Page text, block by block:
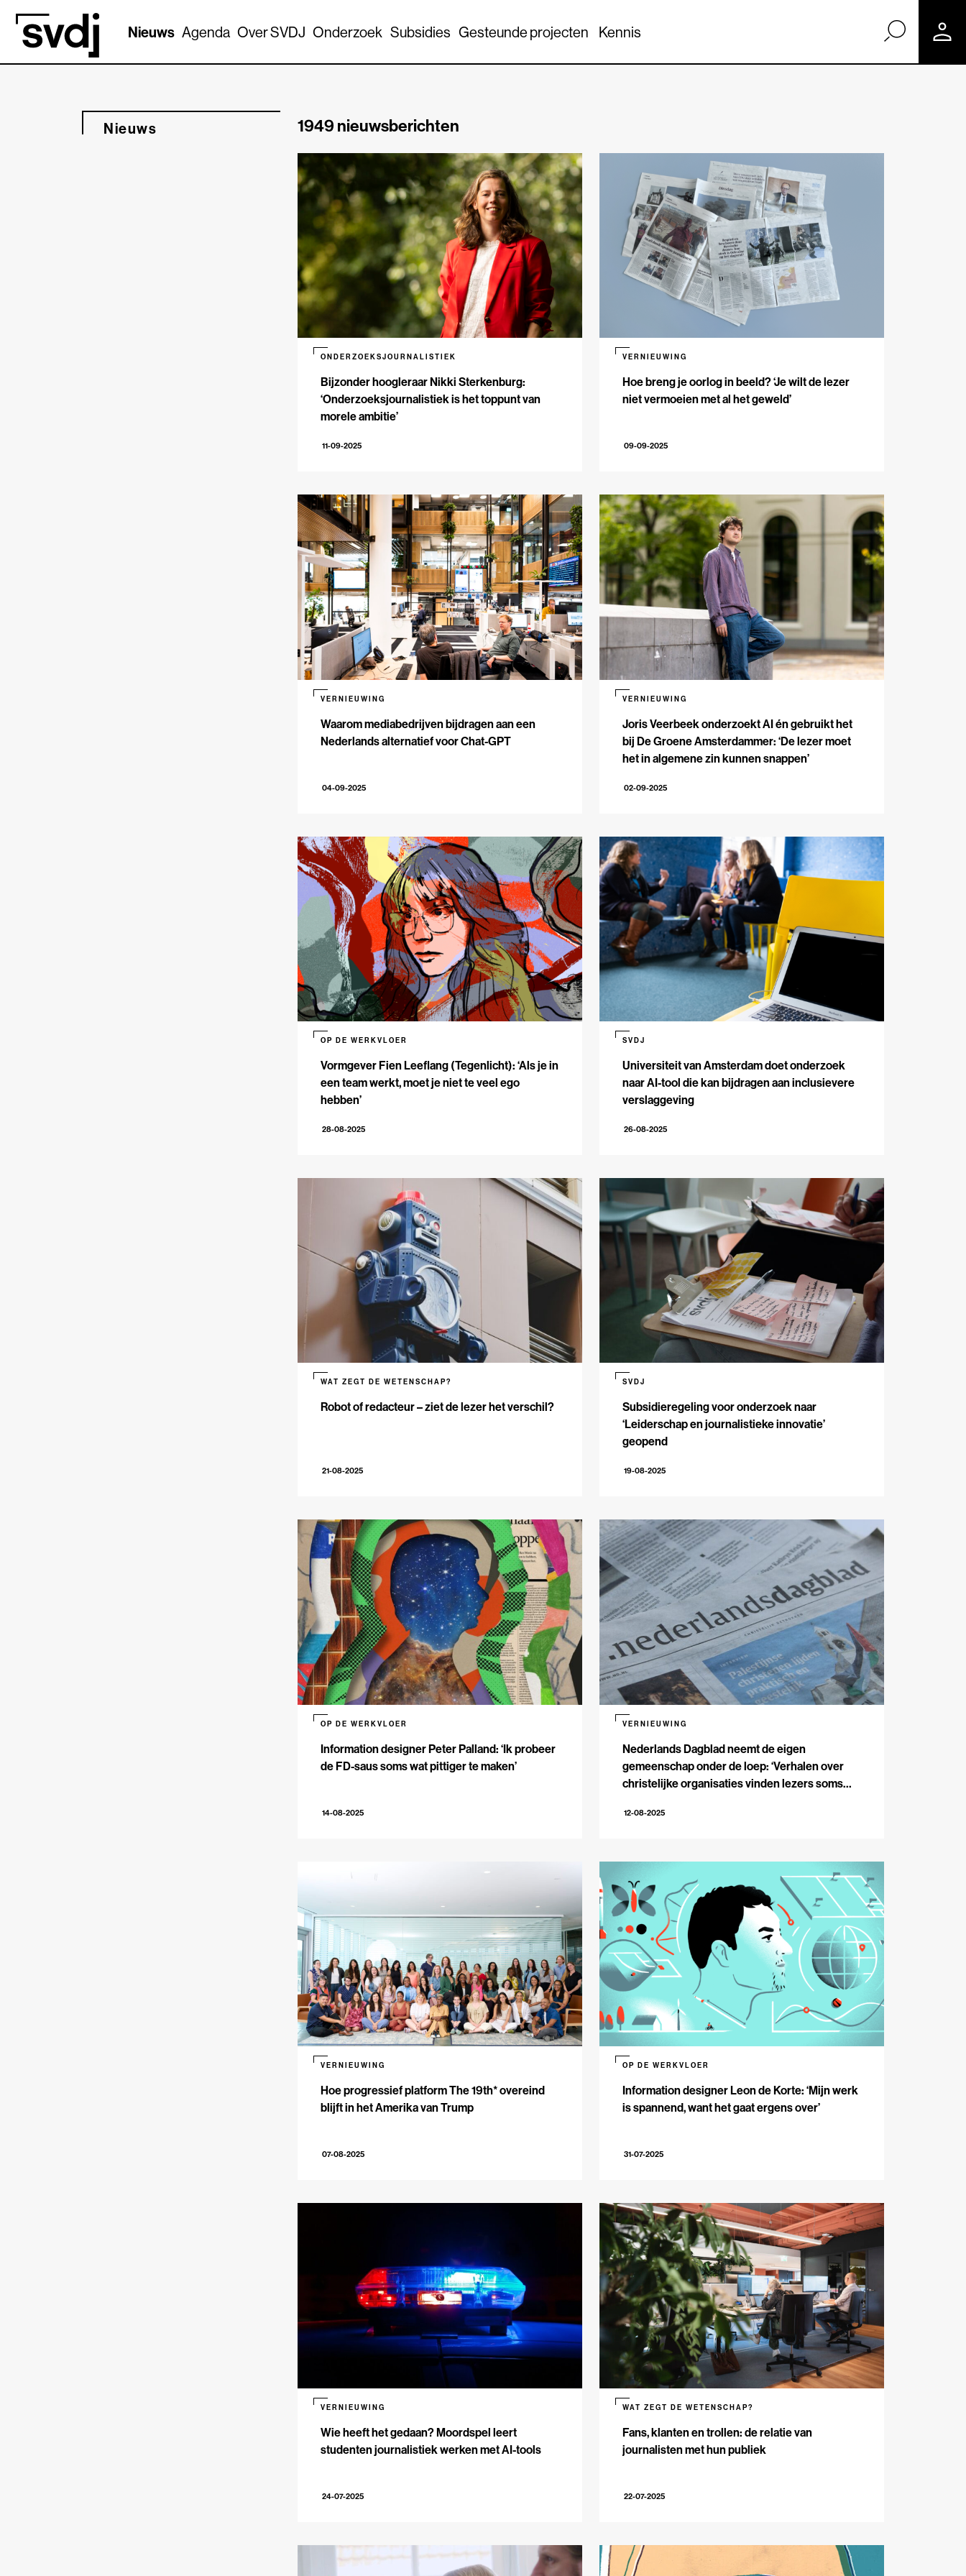
Naar hoofdinhoud
Nieuws Agenda Over SVDJ Onderzoek Subsidies Gesteunde projecten Kennis
Nieuws 1949 nieuwsberichten
Bijzonder hoogleraar Nikki Sterkenburg:
‘Onderzoeksjournalistiek is het toppunt van
morele ambitie’
ONDERZOEKSJOURNALISTIEK
11-09-2025
Hoe breng je oorlog in beeld? ‘Je wilt de lezer
niet vermoeien met al het geweld’
VERNIEUWING
09-09-2025
Waarom mediabedrijven bijdragen aan een
Nederlands alternatief voor Chat-GPT
VERNIEUWING
04-09-2025
Joris Veerbeek onderzoekt AI én gebruikt het
bij De Groene Amsterdammer: ‘De lezer moet
het in algemene zin kunnen snappen’
VERNIEUWING
02-09-2025
Vormgever Fien Leeflang (Tegenlicht): ‘Als je in
een team werkt, moet je niet te veel ego
hebben’
OP DE WERKVLOER
28-08-2025
Universiteit van Amsterdam doet onderzoek
naar AI-tool die kan bijdragen aan inclusievere
verslaggeving
SVDJ
26-08-2025
Robot of redacteur – ziet de lezer het verschil?
WAT ZEGT DE WETENSCHAP?
21-08-2025
Subsidieregeling voor onderzoek naar
‘Leiderschap en journalistieke innovatie’
geopend
SVDJ
19-08-2025
Information designer Peter Palland: ‘Ik probeer
de FD-saus soms wat pittiger te maken’
OP DE WERKVLOER
14-08-2025
Nederlands Dagblad neemt de eigen
gemeenschap onder de loep: ‘Verhalen over
christelijke organisaties vinden lezers soms
VERNIEUWING
12-08-2025
Hoe progressief platform The 19th* overeind
blijft in het Amerika van Trump
VERNIEUWING
07-08-2025
Information designer Leon de Korte: ‘Mijn werk
is spannend, want het gaat ergens over’
OP DE WERKVLOER
31-07-2025
Wie heeft het gedaan? Moordspel leert
studenten journalistiek werken met AI-tools
VERNIEUWING
24-07-2025
Fans, klanten en trollen: de relatie van
journalisten met hun publiek
WAT ZEGT DE WETENSCHAP?
22-07-2025